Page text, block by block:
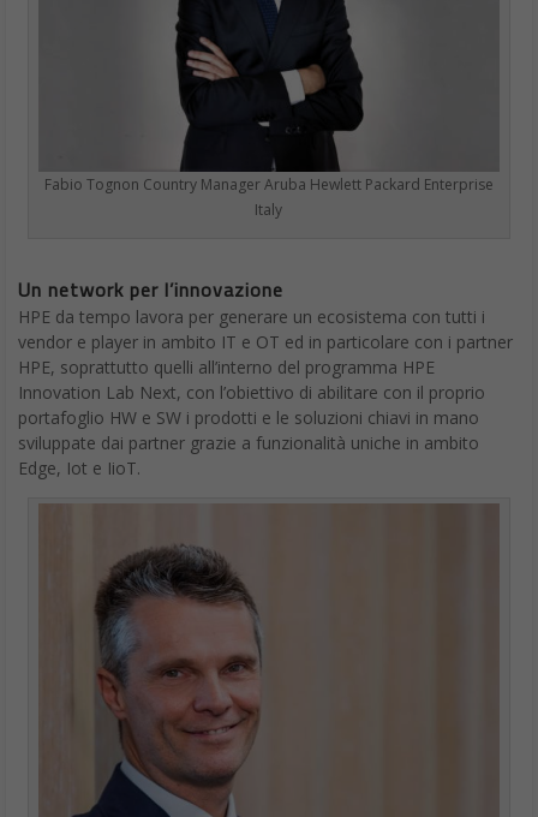
Fabio Tognon Country Manager Aruba Hewlett Packard Enterprise
Italy
Un network per l’innovazione
HPE da tempo lavora per generare un ecosistema con tutti i
vendor e player in ambito IT e OT ed in particolare con i partner
HPE, soprattutto quelli all’interno del programma HPE
Innovation Lab Next, con l’obiettivo di abilitare con il proprio
portafoglio HW e SW i prodotti e le soluzioni chiavi in mano
sviluppate dai partner grazie a funzionalità uniche in ambito
Edge, Iot e IioT.